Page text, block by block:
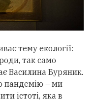
тему екології:
так само
Василина Буряник.
пандемію – ми
істоті, яка в